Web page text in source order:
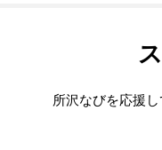
所沢なびを応援